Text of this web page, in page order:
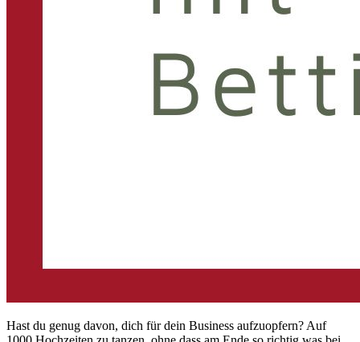
Hast du genug davon, dich für dein Business aufzuopfern? Auf